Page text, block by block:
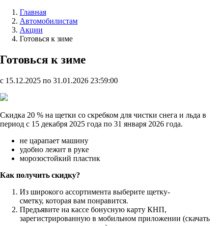
Главная
Автомобилистам
Акции
Готовься к зиме
Готовься к зиме
c 15.12.2025 по 31.01.2026 23:59:00
Скидка 20 % на щетки со скребком для чистки снега и льда в
период с 15 декабря 2025 года по 31 января 2026 года.
не царапает машину
удобно лежит в руке
морозостойкий пластик
Как получить скидку?
Из широкого ассортимента выберите щетку-
сметку, которая вам понравится.
Предъявите на кассе бонусную карту КНП,
зарегистрированную в мобильном приложении (скачать